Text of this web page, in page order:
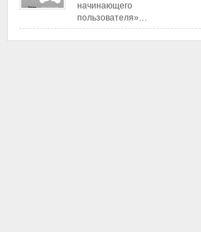
начинающего
пользователя»…